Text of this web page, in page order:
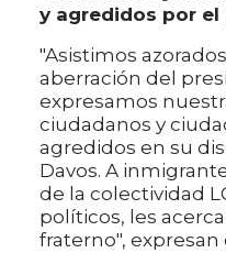
y agredidos por el
"Asistimos
aberración del
expresamos
ciudadanos y
agredidos en su
Davos. A
de la colectividad
políticos, les
fraterno",